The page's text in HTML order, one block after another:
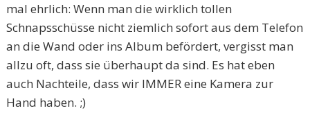
mal ehrlich: Wenn man die wirklich tollen
Schnapsschüsse nicht ziemlich sofort aus dem Telefon
an die Wand oder ins Album befördert, vergisst man
allzu oft, dass sie überhaupt da sind. Es hat eben
auch Nachteile, dass wir IMMER eine Kamera zur
Hand haben. ;)